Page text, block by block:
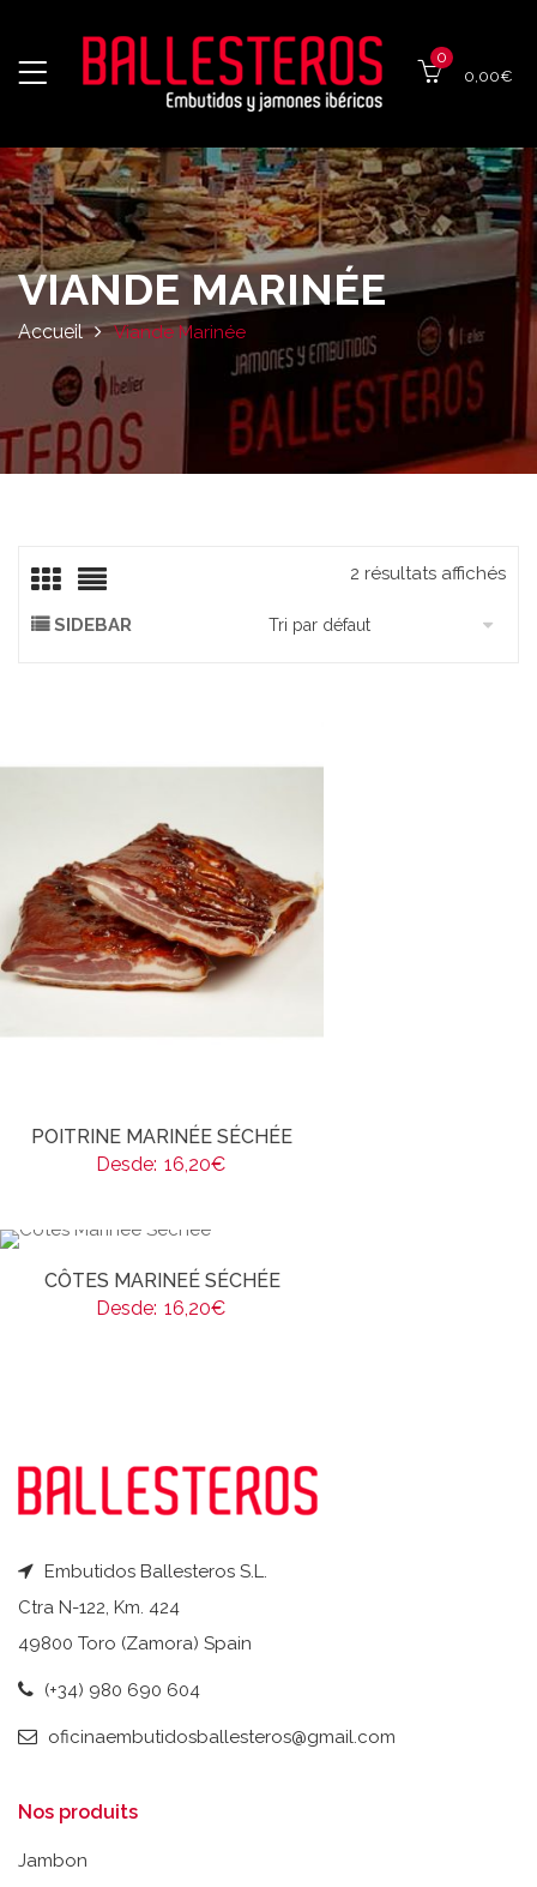
0
0,00€
VIANDE MARINÉE
Accueil Viande Marinée
2 résultats affichés
SIDEBAR
POITRINE MARINÉE SÉCHÉE
Desde: 16,20€
CÔTES MARINEÉ SÉCHÉE
Desde: 16,20€
Embutidos Ballesteros S.L.
Ctra N-122, Km. 424
49800 Toro (Zamora) Spain
(+34) 980 690 604
oficinaembutidosballesteros@gmail.com
Nos produits
Jambon